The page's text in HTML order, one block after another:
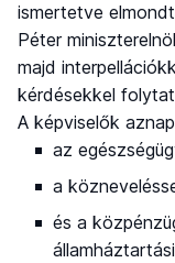
ismertetve
Péter
majd
kérdésekkel
A képviselők
az
a
és a